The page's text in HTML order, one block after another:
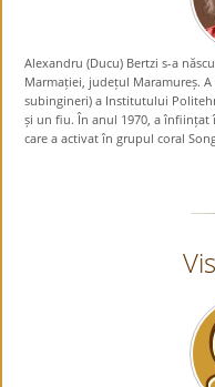
Alexandru (Ducu) Bertzi s-a
Marmației, județul Maramureș.
subingineri) a Institutului
și un fiu. În anul 1970, a
care a activat în grupul coral